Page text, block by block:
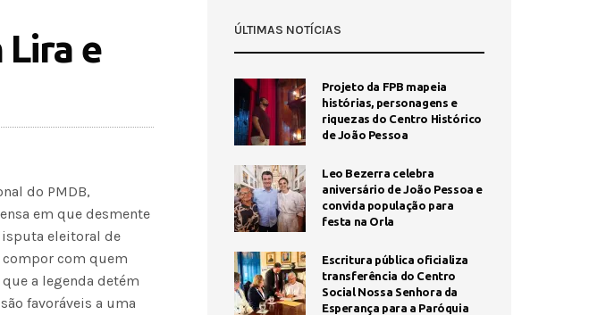
Lira e
do PMDB,
em que desmente
eleitoral de
compor com quem
a legenda detém
favoráveis a uma
ÚLTIMAS NOTÍCIAS
Projeto da FPB mapeia
histórias, personagens e
riquezas do Centro Histórico
de João Pessoa
Leo Bezerra celebra
aniversário de João Pessoa e
convida população para
festa na Orla
Escritura pública oficializa
transferência do Centro
Social Nossa Senhora da
Esperança para a Paróquia